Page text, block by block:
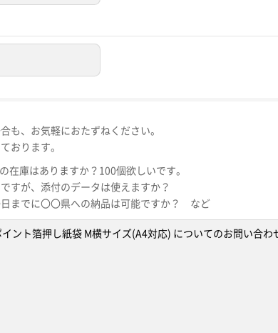
も、お気軽におたずねください。
おります。
の在庫はありますか？100個欲しいです。
すが、添付のデータは使えますか？
日までに〇〇県への納品は可能ですか？ など